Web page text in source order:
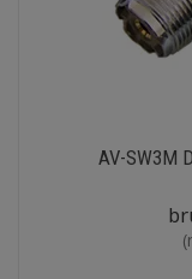
AV-SW3M